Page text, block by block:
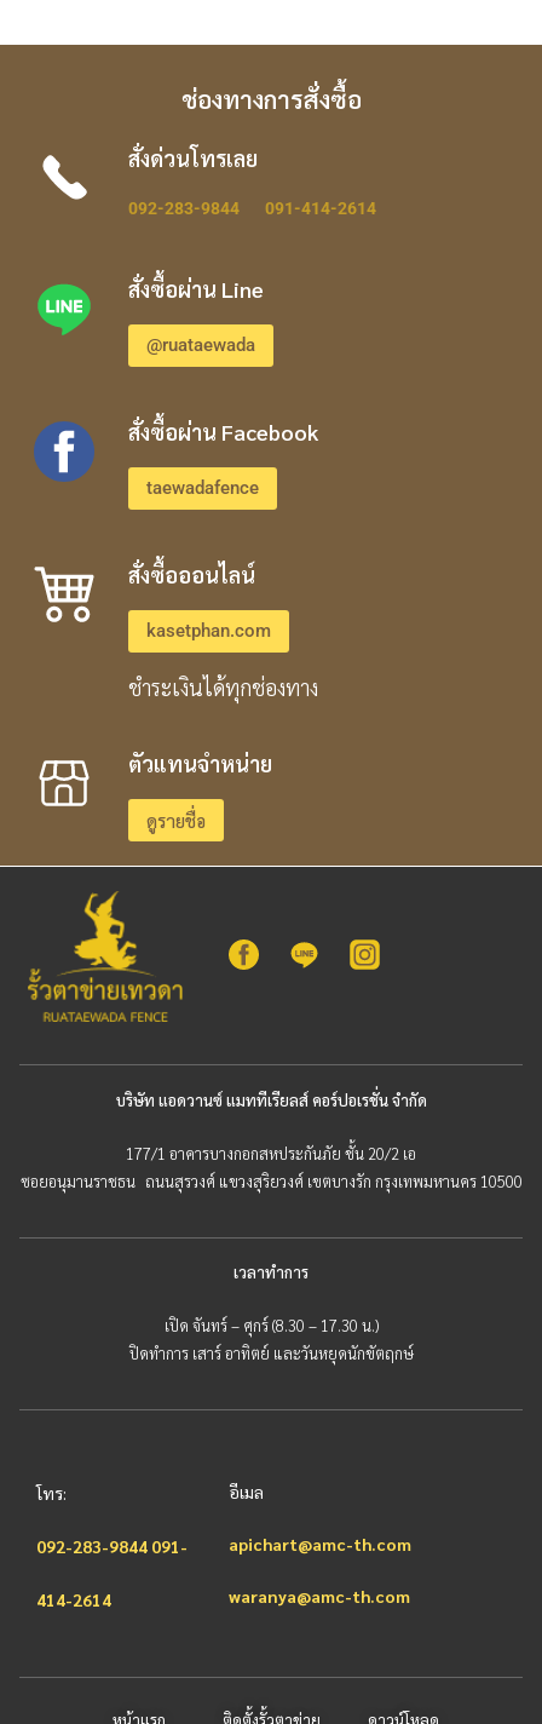
ช่องทางการสั่งซื้อ
สั่งด่วนโทรเลย
092-283-9844 091-414-2614
สั่งซื้อผ่าน Line
@ruataewada
สั่งซื้อผ่าน Facebook
taewadafence
สั่งซื้อออนไลน์
kasetphan.com
ชำระเงินได้ทุกช่องทาง
ตัวแทนจำหน่าย
ดูรายชื่อ
บริษัท แอดวานซ์ แมททีเรียลส์ คอร์ปอเรชั่น จำกัด
177/1 อาคารบางกอกสหประกันภัย ชั้น 20/2 เอ
ซอยอนุมานราชธน ถนนสุรวงศ์ แขวงสุริยวงศ์ เขตบางรัก กรุงเทพมหานคร 10500
เวลาทำการ
เปิด จันทร์ – ศุกร์ (8.30 – 17.30 น.)
ปิดทำการ เสาร์ อาทิตย์ และวันหยุดนักขัตฤกษ์
โทร:
092-283-9844 091-
414-2614
อีเมล
apichart@amc-th.com
waranya@amc-th.com
หน้าแรก ติดตั้งรั้วตาข่าย ดาวน์โหลด